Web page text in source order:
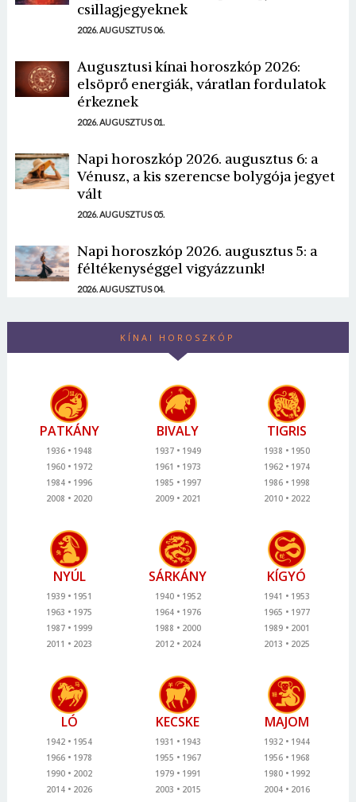
csillagjegyeknek
2026. AUGUSZTUS 06.
Augusztusi kínai horoszkóp 2026:
elsöprő energiák, váratlan fordulatok
érkeznek
2026. AUGUSZTUS 01.
Napi horoszkóp 2026. augusztus 6: a
Vénusz, a kis szerencse bolygója jegyet
vált
2026. AUGUSZTUS 05.
Napi horoszkóp 2026. augusztus 5: a
féltékenységgel vigyázzunk!
2026. AUGUSZTUS 04.
KÍNAI HOROSZKÓP
PATKÁNY
1936
1948
1960
1972
1984
1996
2008
2020
BIVALY
1937
1949
1961
1973
1985
1997
2009
2021
TIGRIS
1938
1950
1962
1974
1986
1998
2010
2022
NYÚL
1939
1951
1963
1975
1987
1999
2011
2023
SÁRKÁNY
1940
1952
1964
1976
1988
2000
2012
2024
KÍGYÓ
1941
1953
1965
1977
1989
2001
2013
2025
LÓ
1942
1954
1966
1978
1990
2002
2014
2026
KECSKE
1931
1943
1955
1967
1979
1991
2003
2015
MAJOM
1932
1944
1956
1968
1980
1992
2004
2016